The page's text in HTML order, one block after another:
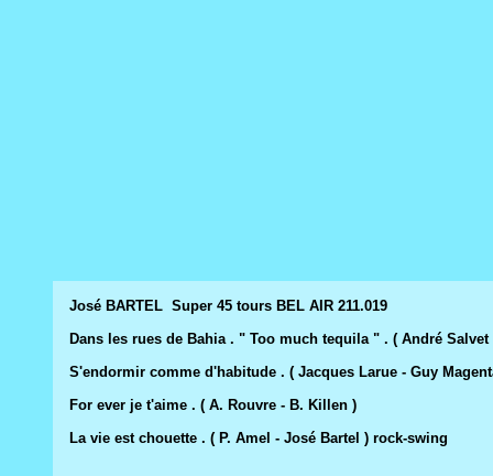
José BARTEL Super 45 tours BEL AIR 211.019
Dans les rues de Bahia . " Too much tequila " . ( André
S'endormir comme d'habitude . ( Jacques Larue - Guy
For ever je t'aime . ( A. Rouvre - B. Killen )
La vie est chouette . ( P. Amel - José Bartel ) rock-swing